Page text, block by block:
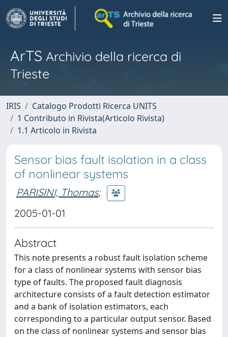
ArTS Archivio della ricerca di
Trieste
IRIS
Catalogo Prodotti Ricerca UNITS
1 Contributo in Rivista(Articolo Rivista)
1.1 Articolo in Rivista
Sensor bias fault isolation in a class
of nonlinear systems
PARISINI, Thomas;
2005-01-01
Abstract
This note presents a robust fault isolation scheme
for a class of nonlinear systems with sensor bias
type of faults. The proposed fault diagnosis
architecture consists of a fault detection estimator
and a bank of isolation estimators, each
corresponding to a particular output sensor. Based
on the class of nonlinear systems and sensor bias